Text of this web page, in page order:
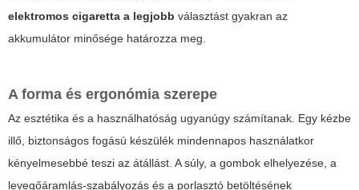
elektromos cigaretta a legjobb választást gyakran az
akkumulátor minősége határozza meg.
A forma és ergonómia szerepe
Az esztétika és a használhatóság ugyanúgy számítanak. Egy kézbe
illő, biztonságos fogású készülék mindennapos használatkor
kényelmesebbé teszi az átállást. A súly, a gombok elhelyezése, a
levegőáramlás-szabályozás és a porlasztó betöltésének